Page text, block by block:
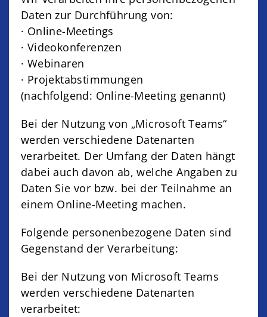
Daten zur Durchführung von:
· Online-Meetings
· Videokonferenzen
· Webinaren
· Projektabstimmungen
(nachfolgend: Online-Meeting genannt)
Bei der Nutzung von „Microsoft Teams“
werden verschiedene Datenarten
verarbeitet. Der Umfang der Daten hängt
dabei auch davon ab, welche Angaben zu
Daten Sie vor bzw. bei der Teilnahme an
einem Online-Meeting machen.
Folgende personenbezogene Daten sind
Gegenstand der Verarbeitung:
Bei der Nutzung von Microsoft Teams
werden verschiedene Datenarten
verarbeitet: